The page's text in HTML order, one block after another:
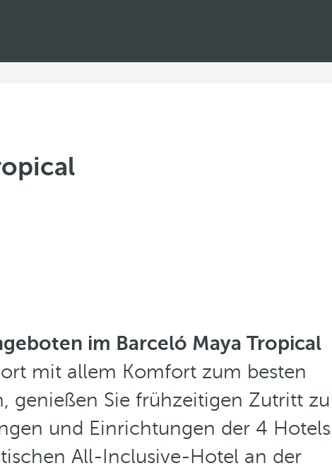
im Barceló Maya Tropical
mit allem Komfort zum besten
genießen Sie frühzeitigen Zutritt zu
und Einrichtungen der 4 Hotels
All-Inclusive-Hotel an der